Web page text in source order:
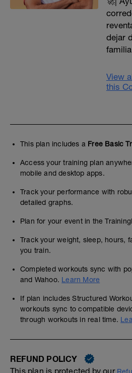
dejar
familia
View
this
This plan includes a Free Basic
Access your training plan
mobile and desktop apps.
Track your performance with
detailed graphs.
Plan for your event in the
Track your weight, sleep, hours,
you train.
Completed workouts sync with
and Wahoo. Learn More
If plan includes Structured
workouts sync to compatible
through workouts in real time.
REFUND POLICY
This plan is protected by our